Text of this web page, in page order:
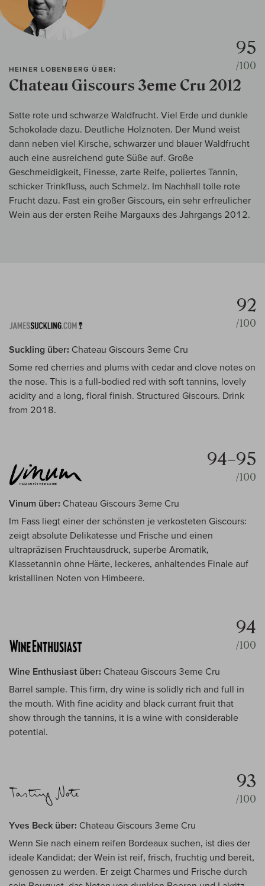
HEINER LOBENBERG ÜBER:
Chateau Giscours 3eme Cru 2012
95
/100
Satte rote und schwarze Waldfrucht. Viel Erde und dunkle
Schokolade dazu. Deutliche Holznoten. Der Mund weist
dann neben viel Kirsche, schwarzer und blauer Waldfrucht
auch eine ausreichend gute Süße auf. Große
Geschmeidigkeit, Finesse, zarte Reife, poliertes Tannin,
schicker Trinkfluss, auch Schmelz. Im Nachhall tolle rote
Frucht dazu. Fast ein großer Giscours, ein sehr erfreulicher
Wein aus der ersten Reihe Margauxs des Jahrgangs 2012.
92
/100
Suckling über: Chateau Giscours 3eme Cru
Some red cherries and plums with cedar and clove notes on
the nose. This is a full-bodied red with soft tannins, lovely
acidity and a long, floral finish. Structured Giscours. Drink
from 2018.
94–95
/100
Vinum über: Chateau Giscours 3eme Cru
Im Fass liegt einer der schönsten je verkosteten Giscours:
zeigt absolute Delikatesse und Frische und einen
ultrapräzisen Fruchtausdruck, superbe Aromatik,
Klassetannin ohne Härte, leckeres, anhaltendes Finale auf
kristallinen Noten von Himbeere.
94
/100
Wine Enthusiast über: Chateau Giscours 3eme Cru
Barrel sample. This firm, dry wine is solidly rich and full in
the mouth. With fine acidity and black currant fruit that
show through the tannins, it is a wine with considerable
potential.
93
/100
Yves Beck über: Chateau Giscours 3eme Cru
Wenn Sie nach einem reifen Bordeaux suchen, ist dies der
ideale Kandidat; der Wein ist reif, frisch, fruchtig und bereit,
genossen zu werden. Er zeigt Charmes und Frische durch